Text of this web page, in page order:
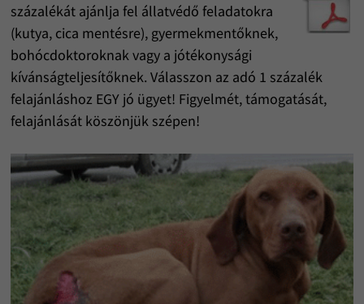
százalékát ajánlja fel állatvédő feladatokra
(kutya, cica mentésre), gyermekmentőknek,
bohócdoktoroknak vagy a jótékonysági
kívánságteljesítőknek. Válasszon az adó 1 százalék
felajánláshoz EGY jó ügyet! Figyelmét, támogatását,
felajánlását köszönjük szépen!